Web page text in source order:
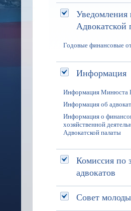
Уведомления
Адвокатской
Годовые финансовые
Информация
Информация Минюста
Информация об
Информация о
хозяйственной
Адвокатской палаты
Комиссия по
адвокатов
Совет